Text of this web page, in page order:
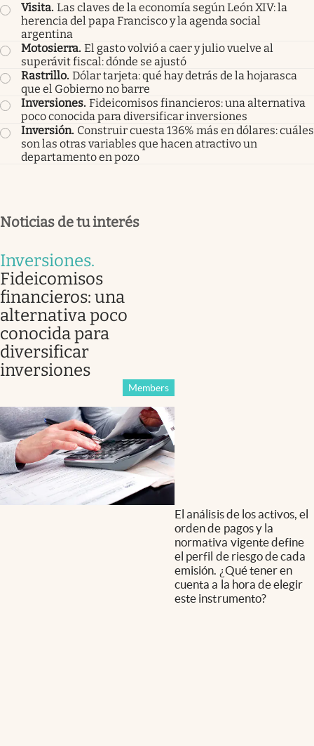
Visita. Las claves de la economía según León XIV: la
herencia del papa Francisco y la agenda social
argentina
Motosierra. El gasto volvió a caer y julio vuelve al
superávit fiscal: dónde se ajustó
Rastrillo. Dólar tarjeta: qué hay detrás de la hojarasca
que el Gobierno no barre
Inversiones. Fideicomisos financieros: una alternativa
poco conocida para diversificar inversiones
Inversión. Construir cuesta 136% más en dólares: cuáles
son las otras variables que hacen atractivo un
departamento en pozo
Noticias de tu interés
Inversiones.
Fideicomisos
financieros: una
alternativa poco
conocida para
diversificar
inversiones
Members
El análisis de los activos, el
orden de pagos y la
normativa vigente define
el perfil de riesgo de cada
emisión. ¿Qué tener en
cuenta a la hora de elegir
este instrumento?